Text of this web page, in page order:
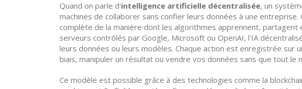
Quand on parle d'intelligence artificielle décentralisée, un
machines de collaborer sans confier leurs données à une entreprise.
complète de la manière dont les algorithmes apprennent, partagent
serveurs contrôlés par Google, Microsoft ou OpenAI, l'IA
leurs données ou leurs modèles. Chaque action est enregistrée sur
biais, manipuler un résultat ou vendre vos données sans que tout le
Ce modèle est possible grâce à des technologies comme la